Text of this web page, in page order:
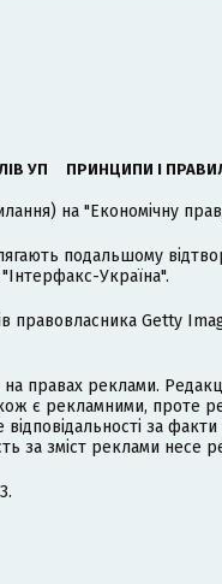
УП ПРИНЦИПИ І
на "Економічну
подальшому
Україна".
правовласника Getty
правах реклами.
є рекламними, проте
за факти
за зміст реклами несе